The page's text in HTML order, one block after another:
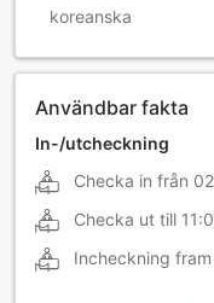
koreanska
Användbar fakta
In-/utcheckning
Checka in från
Checka ut till
Incheckning